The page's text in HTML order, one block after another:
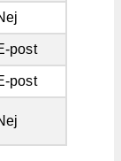
post
post